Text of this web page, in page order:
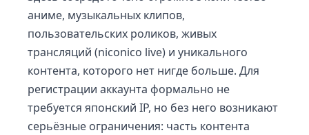
аниме, музыкальных клипов,
пользовательских роликов, живых
трансляций (niconico live) и уникального
контента, которого нет нигде больше. Для
регистрации аккаунта формально не
требуется японский IP, но без него возникают
серьёзные ограничения: часть контента